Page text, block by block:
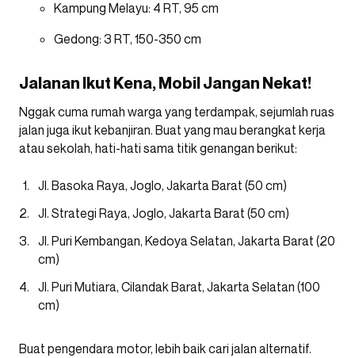
Kampung Melayu: 4 RT, 95 cm
Gedong: 3 RT, 150-350 cm
Jalanan Ikut Kena, Mobil Jangan Nekat!
Nggak cuma rumah warga yang terdampak, sejumlah ruas
jalan juga ikut kebanjiran. Buat yang mau berangkat kerja
atau sekolah, hati-hati sama titik genangan berikut:
Jl. Basoka Raya, Joglo, Jakarta Barat (50 cm)
Jl. Strategi Raya, Joglo, Jakarta Barat (50 cm)
Jl. Puri Kembangan, Kedoya Selatan, Jakarta Barat (20
cm)
Jl. Puri Mutiara, Cilandak Barat, Jakarta Selatan (100
cm)
Buat pengendara motor, lebih baik cari jalan alternatif.